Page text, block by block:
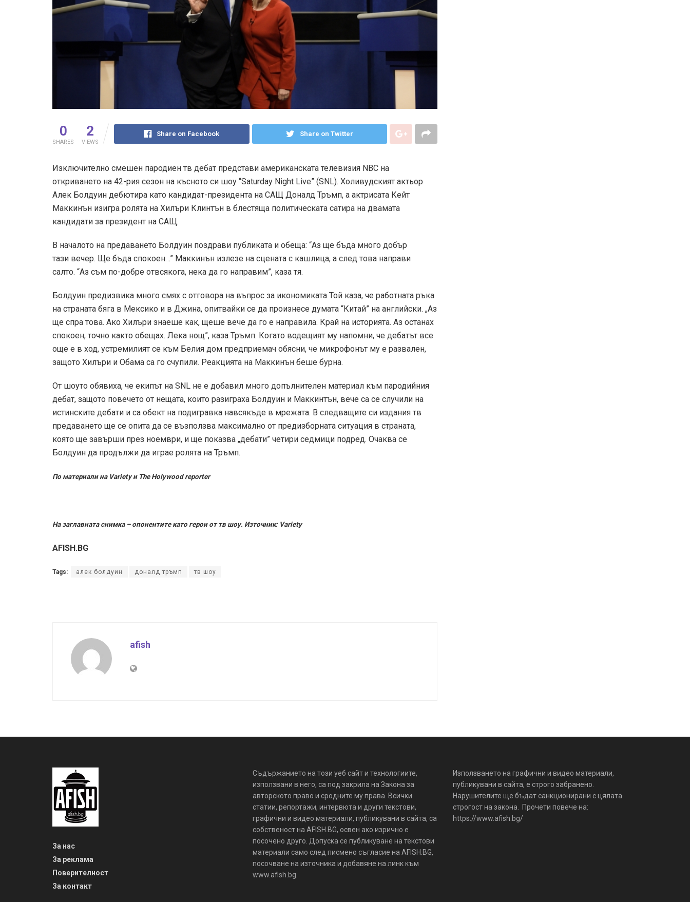
0
SHARES
2
VIEWS
Share on Facebook Share on Twitter
Изключително смешен пародиен тв дебат представи американската телевизия NBC на
откриването на 42-рия сезон на късното си шоу “Saturday Night Live” (SNL). Холивудският актьор
Алек Болдуин дебютира като кандидат-президента на САЩ Доналд Тръмп, а актрисата Кейт
Маккинън изигра ролята на Хилъри Клинтън в блестяща политическата сатира на двамата
кандидати за президент на САЩ.
В началото на предаването Болдуин поздрави публиката и обеща: “Аз ще бъда много добър
тази вечер. Ще бъда спокоен…” Маккинън излезе на сцената с кашлица, а след това направи
салто. “Аз съм по-добре отвсякога, нека да го направим”, каза тя.
Болдуин предизвика много смях с отговора на въпрос за икономиката Той каза, че работната ръка
на страната бяга в Мексико и в Джина, опитвайки се да произнесе думата “Китай” на английски. „Аз
ще спра това. Ако Хилъри знаеше как, щеше вече да го е направила. Край на историята. Аз останах
спокоен, точно както обещах. Лека нощ”, каза Тръмп. Когато водещият му напомни, че дебатът все
още е в ход, устремилият се към Белия дом предприемач обясни, че микрофонът му е развален,
защото Хилъри и Обама са го счупили. Реакцията на Маккинън беше бурна.
От шоуто обявиха, че екипът на SNL не е добавил много допълнителен материал към пародийния
дебат, защото повечето от нещата, които разиграха Болдуин и Маккинтън, вече са се случили на
истинските дебати и са обект на подигравка навсякъде в мрежата. В следващите си издания тв
предаването ще се опита да се възползва максимално от предизборната ситуация в страната,
която ще завърши през ноември, и ще показва „дебати” четири седмици подред. Очаква се
Болдуин да продължи да играе ролята на Тръмп.
По материали на Variety и The Holywood reporter
На заглавната снимка – опонентите като герои от тв шоу. Източник: Variety
AFISH.BG
Tags: алек болдуин доналд тръмп тв шоу
afish
За нас
За реклама
Поверителност
За контакт
Съдържанието на този уеб сайт и технологиите,
използвани в него, са под закрила на Закона за
авторското право и сродните му права. Всички
статии, репортажи, интервюта и други текстови,
графични и видео материали, публикувани в сайта, са
собственост на AFISH.BG, освен ако изрично е
посочено друго. Допуска се публикуване на текстови
материали само след писмено съгласие на AFISH.BG,
посочване на източника и добавяне на линк към
www.afish.bg.
Използването на графични и видео материали,
публикувани в сайта, е строго забранено.
Нарушителите ще бъдат санкционирани с цялата
строгост на закона. Прочети повече на:
https://www.afish.bg/